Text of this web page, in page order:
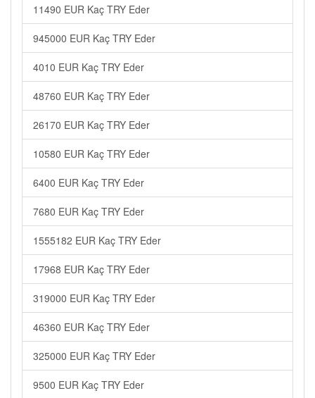
11490 EUR Kaç TRY Eder
945000 EUR Kaç TRY Eder
4010 EUR Kaç TRY Eder
48760 EUR Kaç TRY Eder
26170 EUR Kaç TRY Eder
10580 EUR Kaç TRY Eder
6400 EUR Kaç TRY Eder
7680 EUR Kaç TRY Eder
1555182 EUR Kaç TRY Eder
17968 EUR Kaç TRY Eder
319000 EUR Kaç TRY Eder
46360 EUR Kaç TRY Eder
325000 EUR Kaç TRY Eder
9500 EUR Kaç TRY Eder